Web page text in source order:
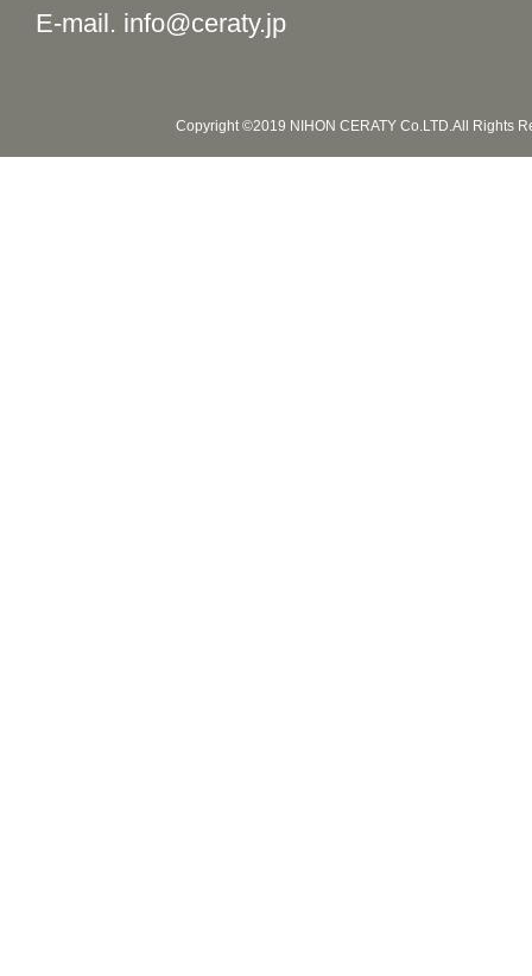
E-mail. info@ceraty.jp
Copyright ©2019 NIHON CERATY Co.LTD.All Rights